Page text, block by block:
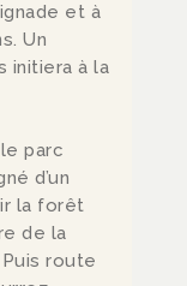
et à
Un
initiera à la
parc
d’un
la forêt
de la
route